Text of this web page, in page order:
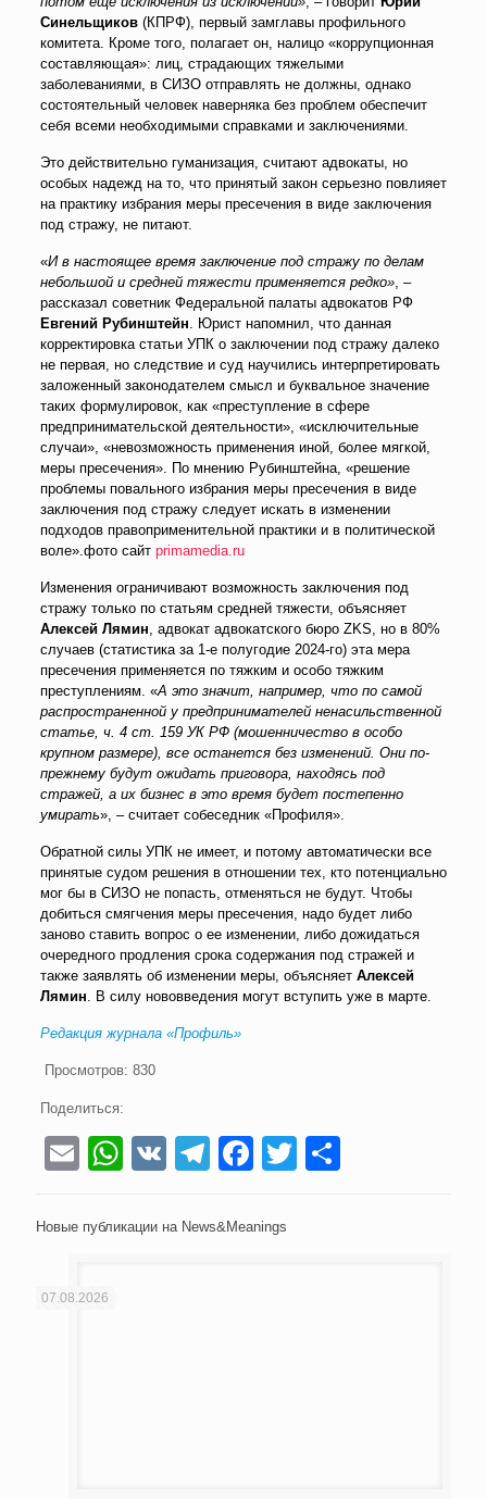
Синельщиков(КПРФ), первый замглавы профильного
комитета. Кроме того, полагает он, налицо «коррупционная
составляющая»: лиц, страдающих тяжелыми
заболеваниями, в СИЗО отправлять не должны, однако
состоятельный человек наверняка без проблем обеспечит
себя всеми необходимыми справками и заключениями.
Это действительно гуманизация, считают адвокаты, но
особых надежд на то, что принятый закон серьезно повлияет
на практику избрания меры пресечения в виде заключения
под стражу, не питают.
«И в настоящее время заключение под стражу по делам
небольшой и средней тяжести применяется редко», –
рассказал советник Федеральной палаты адвокатов РФ
Евгений Рубинштейн. Юрист напомнил, что данная
корректировка статьи УПК о заключении под стражу далеко
не первая, но следствие и суд научились интерпретировать
заложенный законодателем смысл и буквальное значение
таких формулировок, как «преступление в сфере
предпринимательской деятельности», «исключительные
случаи», «невозможность применения иной, более мягкой,
меры пресечения». По мнению Рубинштейна, «решение
проблемы повального избрания меры пресечения в виде
заключения под стражу следует искать в изменении
подходов правоприменительной практики и в политической
воле».фото сайт primamedia.ru
Изменения ограничивают возможность заключения под
стражу только по статьям средней тяжести, объясняет
Алексей Лямин, адвокат адвокатского бюро ZKS, но в 80%
случаев (статистика за 1-е полугодие 2024-го) эта мера
пресечения применяется по тяжким и особо тяжким
преступлениям. «А это значит, например, что по самой
распространенной у предпринимателей ненасильственной
статье, ч. 4 ст. 159 УК РФ (мошенничество в особо
крупном размере), все останется без изменений. Они по-
прежнему будут ожидать приговора, находясь под
стражей, а их бизнес в это время будет постепенно
умирать», – считает собеседник «Профиля».
Обратной силы УПК не имеет, и потому автоматически все
принятые судом решения в отношении тех, кто потенциально
мог бы в СИЗО не попасть, отменяться не будут. Чтобы
добиться смягчения меры пресечения, надо будет либо
заново ставить вопрос о ее изменении, либо дожидаться
очередного продления срока содержания под стражей и
также заявлять об изменении меры, объясняет Алексей
Лямин. В силу нововведения могут вступить уже в марте.
Редакция журнала «Профиль»
Просмотров: 830
Поделиться:
EmailWhatsApp
VK Telegram
Facebook
Twitter
Новые публикации на News&Meanings
07.08.2026